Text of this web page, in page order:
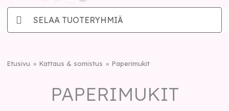
SELAA TUOTERYHMIÄ
Etusivu Kattaus & somistus Paperimukit
PAPERIMUKIT